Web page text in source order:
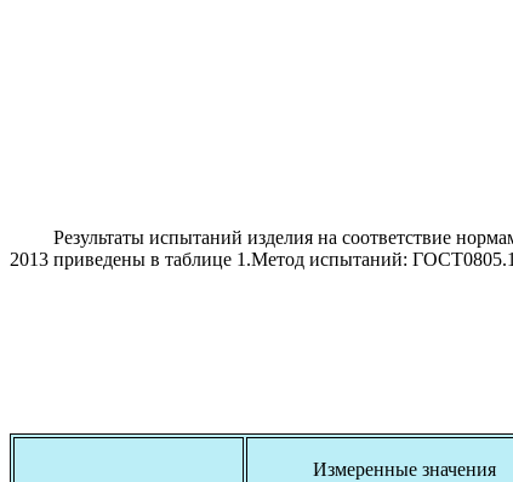
Результаты испытаний изделия на соответствие
2013 приведены в таблице 1.Метод испытаний:
Измеренные значения